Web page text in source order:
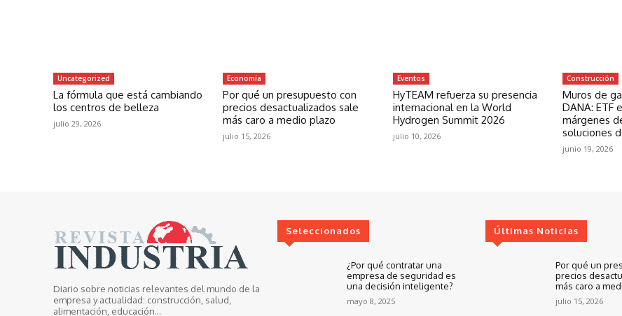
Uncategorized
La fórmula que está cambiando
los centros de belleza
julio 29, 2026
Economía
Por qué un presupuesto con
precios desactualizados sale
más caro a medio plazo
julio 15, 2026
Eventos
HyTEAM refuerza su presencia
internacional en la World
Hydrogen Summit 2026
julio 10, 2026
Construcción
Muros de
DANA: ETF
márgenes
soluciones
junio 19, 2026
Diario sobre noticias relevantes del mundo de la
empresa y actualidad: construcción, salud,
alimentación, educación...
Seleccionados
¿Por qué contratar una
empresa de seguridad es
una decisión inteligente?
mayo 8, 2025
Últimas Noticias
Por qué un
precios
más caro a
julio 15, 2026